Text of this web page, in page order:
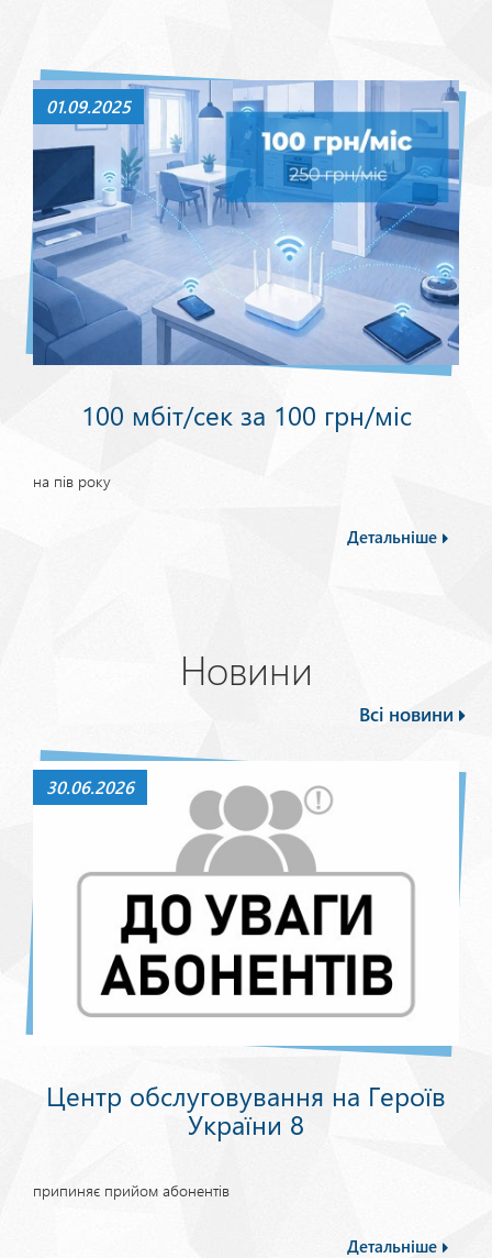
01.09.2025
100 мбіт/сек за 100 грн/міс
на пів року
Детальніше
Новини
Всі новини
30.06.2026
Центр обслуговування на Героїв
України 8
припиняє прийом абонентів
Детальніше